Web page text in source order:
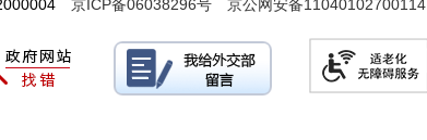
京ICP备06038296号 京公网安备11040102700114